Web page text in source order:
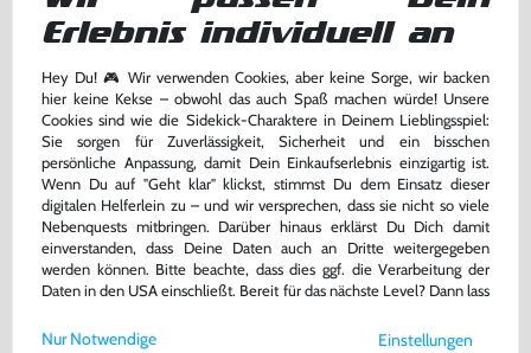
DAS HABEN ANDERE DAZU
GEKAUFT
Erlebnis individuell an
Hey Du! 🎮 Wir verwenden Cookies, aber keine Sorge, wir backen
hier keine Kekse – obwohl das auch Spaß machen würde! Unsere
Cookies sind wie die Sidekick-Charaktere in Deinem Lieblingsspiel:
Sie sorgen für Zuverlässigkeit, Sicherheit und ein bisschen
persönliche Anpassung, damit Dein Einkaufserlebnis einzigartig ist.
Wenn Du auf "Geht klar" klickst, stimmst Du dem Einsatz dieser
digitalen Helferlein zu – und wir versprechen, dass sie nicht so viele
Nebenquests mitbringen. Darüber hinaus erklärst Du Dich damit
einverstanden, dass Deine Daten auch an Dritte weitergegeben
werden können. Bitte beachte, dass dies ggf. die Verarbeitung der
Daten in den USA einschließt. Bereit für das nächste Level? Dann lass
Einstellungen
Nur Notwendige